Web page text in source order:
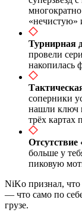
«нечистую»
Турнирная
провели
накопилась
соперники
нашли ключ
трёх картах
Отсутствие
больше у
пиковую
NiKo признал,
— что само по
грузе.